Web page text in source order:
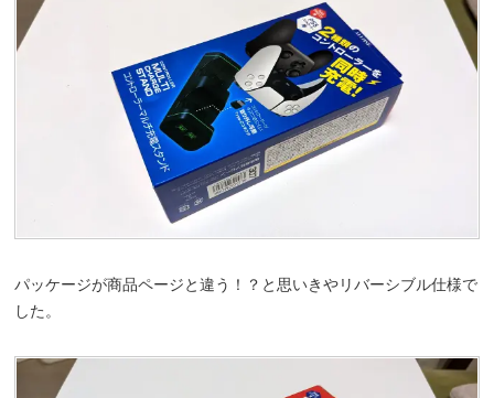
パッケージが商品ページと違う！？と思いきやリバーシブル仕様で
した。